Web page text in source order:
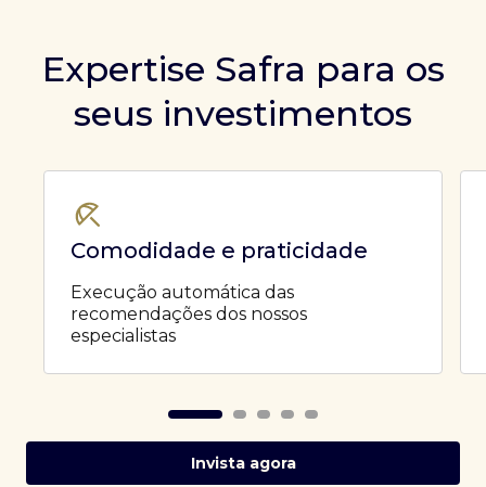
Expertise Safra para os
seus investimentos
Comodidade e praticidade
Execução automática das
recomendações dos nossos
especialistas
Invista agora